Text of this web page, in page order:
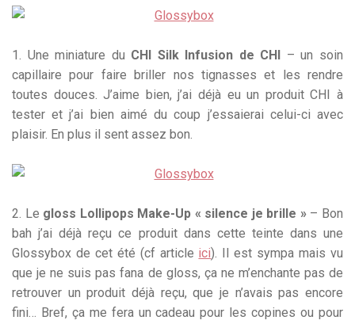
1. Une miniature du CHI Silk Infusion de CHI
– un soin
capillaire pour faire briller nos tignasses et les rendre
toutes douces. J’aime bien, j’ai déjà eu un produit CHI à
tester et j’ai bien aimé du coup j’essaierai celui-ci avec
plaisir. En plus il sent assez bon.
2. Le gloss Lollipops Make-Up « silence je brille »– Bon
bah j’ai déjà reçu ce produit dans cette teinte dans une
Glossybox de cet été (cf article ici). Il est sympa mais vu
que je ne suis pas fana de gloss, ça ne m’enchante pas de
retrouver un produit déjà reçu, que je n’avais pas encore
fini… Bref, ça me fera un cadeau pour les copines ou pour